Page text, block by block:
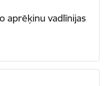
aprēķinu vadlīnijas